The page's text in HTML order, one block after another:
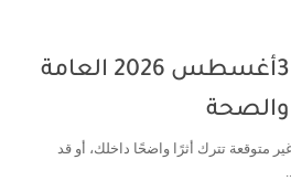
أبراج اليوم الاثنين 3أغسطس 2026 العامة
متوقعة تترك أثرًا واضحًا داخلك، أو قد